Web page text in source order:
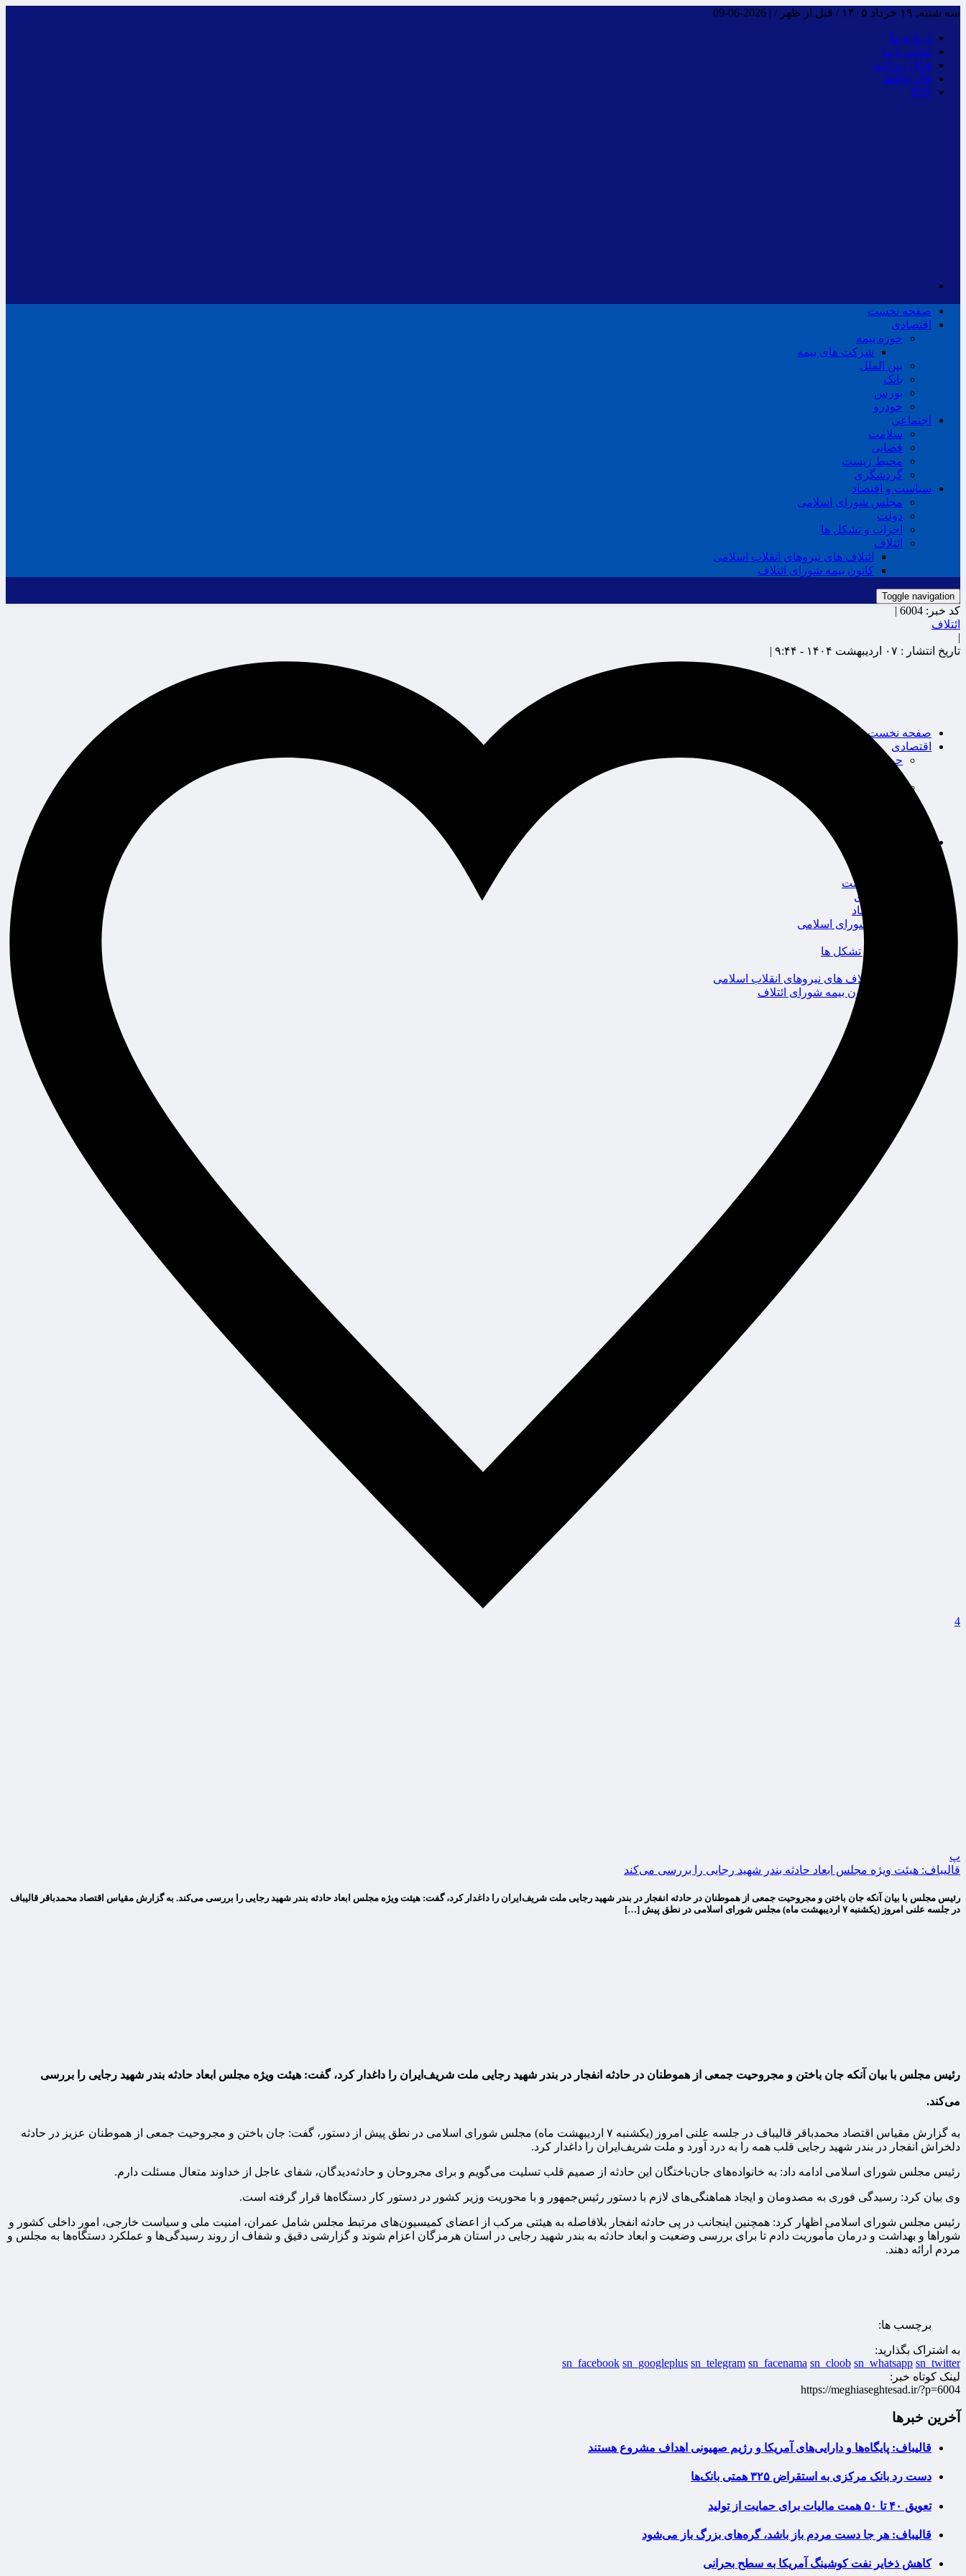
سه شنبه, ۱۹ خرداد ۱۴۰۵ / قبل از ظهر / |
2026-06-09
درباره ما
تماس با ما
فـال روزانـه
فال حافظ
RSS
صفحه نخست
اقتصادی
حوزه بیمه
شرکت های بیمه
بین الملل
بانک
بورس
خودرو
اجتماعی
سلامت
قضایی
محیط زیست
گردشگری
سیاست و اقتصاد
مجلس شورای اسلامی
دولت
احزاب و تشکل ها
ائتلاف
ائتلاف های نیروهای انقلاب اسلامی
کانون بیمه شورای ائتلاف
Toggle navigation
صفحه نخست
اقتصادی
حوزه بیمه
محیط زیست
گردشگری
سیاست و اقتصاد
مجلس شورای اسلامی
احزاب و تشکل ها
ائتلاف های نیروهای انقلاب اسلامی
کانون بیمه شورای ائتلاف
کد خبر: 6004 |
ائتلاف
|
تاریخ انتشار : ۰۷ اردیبهشت ۱۴۰۴ - ۹:۴۴ |
4
پ
قالیباف: هیئت ویژه مجلس ابعاد حادثه بندر شهید رجایی را بررسی می‌کند
رئیس مجلس با بیان آنکه جان باختن و مجروحیت جمعی از هموطنان در حادثه انفجار در بندر شهید رجایی ملت شریف‌ایران را داغدار کرد، گفت: هیئت ویژه مجلس ابعاد حادثه بندر شهید رجایی را بررسی می‌کند. به گزارش مقیاس اقتصاد محمدباقر قالیباف
در جلسه علنی امروز (یکشنبه ۷ اردیبهشت ماه) مجلس شورای اسلامی در نطق پیش […]
رئیس مجلس با بیان آنکه جان باختن و مجروحیت جمعی از هموطنان در حادثه انفجار در بندر شهید رجایی ملت شریف‌ایران را داغدار کرد، گفت: هیئت ویژه مجلس ابعاد حادثه بندر شهید رجایی را بررسی
می‌کند.
به گزارش مقیاس اقتصاد محمدباقر قالیباف در جلسه علنی امروز (یکشنبه ۷ اردیبهشت ماه) مجلس شورای اسلامی در نطق پیش از دستور، گفت: جان باختن و مجروحیت جمعی از هموطنان عزیز در حادثه
دلخراش انفجار در بندر شهید رجایی قلب همه را به درد آورد و ملت شریف‌ایران را داغدار کرد.
رئیس مجلس شورای اسلامی ادامه داد: به خانواده‌های جان‌باختگان این حادثه از صمیم قلب تسلیت می‌گویم و برای مجروحان و حادثه‌دیدگان، شفای عاجل از خداوند متعال مسئلت دارم.
وی بیان کرد: رسیدگی فوری به مصدومان و ایجاد هماهنگی‌های لازم با دستور رئیس‌جمهور و با محوریت وزیر کشور در دستور کار دستگاه‌ها قرار گرفته است.
رئیس مجلس شورای اسلامی اظهار کرد: همچنین اینجانب در پی حادثه انفجار بلافاصله به هیئتی مرکب از اعضای کمیسیون‌های مرتبط مجلس شامل عمران، امنیت ملی و سیاست خارجی، امور داخلی کشور و
شوراها و بهداشت و درمان مأموریت دادم تا برای بررسی وضعیت و ابعاد حادثه به بندر شهید رجایی در استان هرمزگان اعزام شوند و گزارشی دقیق و شفاف از روند رسیدگی‌ها و عملکرد دستگاه‌ها به مجلس و
مردم ارائه دهند.
برچسب ها:
به اشتراک بگذارید:
sn_facebook sn_googleplus sn_telegram sn_facenama sn_cloob sn_whatsapp sn_twitter
لینک کوتاه خبر:
https://meghiaseghtesad.ir/?p=6004
آخرین خبرها
قالیباف: پایگاه‌ها و دارایی‌های آمریکا و رژیم صهیونی اهداف مشروع هستند
دست رد بانک مرکزی به استقراض ۳۲۵ همتی بانک‌ها
تعویق ۴۰ تا ۵۰ همت مالیات برای حمایت از تولید
قالیباف: هر جا دست مردم باز باشد، گره‌های بزرگ باز می‌شود
کاهش ذخایر نفت کوشینگ آمریکا به سطح بحرانی